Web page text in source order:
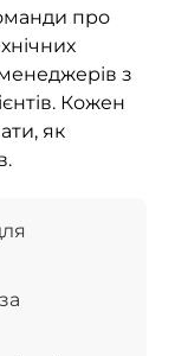
про
менеджерів з
Кожен
як